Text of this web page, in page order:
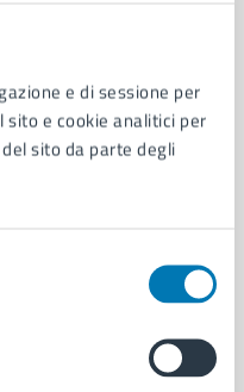
e di sessione per
e cookie analitici per
sito da parte degli